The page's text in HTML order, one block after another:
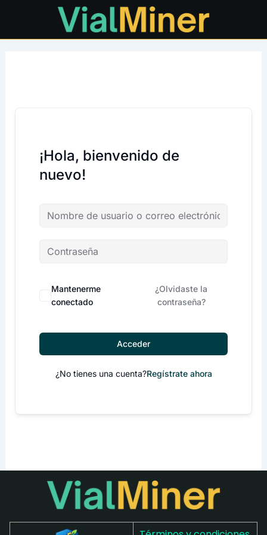
¡Hola, bienvenido de
nuevo!
Mantenerme
conectado
¿Olvidaste la
contraseña?
Acceder
¿No tienes una cuenta?Regístrate ahora